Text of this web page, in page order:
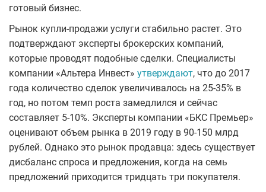
готовый бизнес.
Рынок купли-продажи услуги стабильно растет. Это
подтверждают эксперты брокерских компаний,
которые проводят подобные сделки. Специалисты
компании «Альтера Инвест» утверждают, что до 2017
года количество сделок увеличивалось на 25-35% в
год, но потом темп роста замедлился и сейчас
составляет 5-10%. Эксперты компании «БКС Премьер»
оценивают объем рынка в 2019 году в 90-150 млрд
рублей. Однако это рынок продавца: здесь существует
дисбаланс спроса и предложения, когда на семь
предложений приходится тридцать три покупателя.